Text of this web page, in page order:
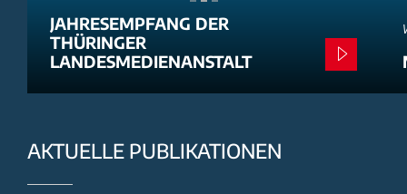
JAHRESEMPFANG DER
THÜRINGER
LANDESMEDIENANSTALT
AKTUELLE PUBLIKATIONEN